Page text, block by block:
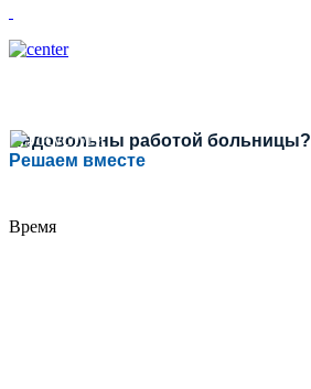
Решаем вместе
Недовольны работой больницы?
Время